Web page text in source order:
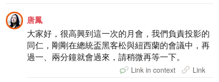
唐鳳
大家好，很高興到這一次的月會，我們負責投影的
同仁，剛剛在總統盃黑客松與紐西蘭的會議中，再
過一、兩分鐘就會過來，請稍微再等一下。
Link in context Link